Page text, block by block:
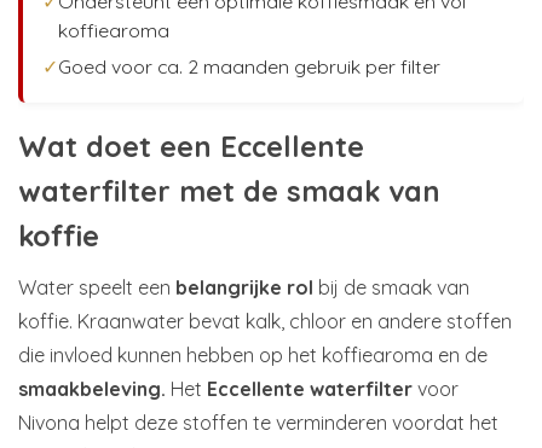
koffiearoma
✓Goed voor ca. 2 maanden gebruik per filter
Wat doet een Eccellente
waterfilter met de smaak van
koffie
Water speelt een belangrijke rol bij de smaak van
koffie. Kraanwater bevat kalk, chloor en andere stoffen
die invloed kunnen hebben op het koffiearoma en de
smaakbeleving. Het Eccellente waterfilter voor
Nivona helpt deze stoffen te verminderen voordat het